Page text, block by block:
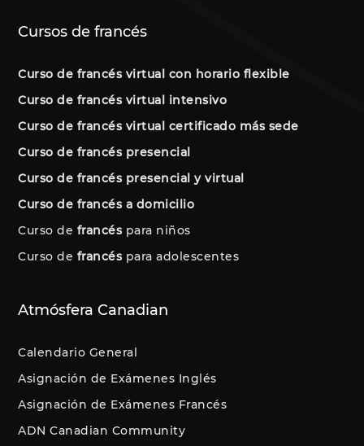
Cursos de francés
Curso de francés virtual con horario flexible
Curso de francés virtual intensivo
Curso de francés virtual certificado más sede
Curso de francés presencial
Curso de francés presencial y virtual
Curso de francés a domicilio
Curso de francéspara niños
Curso de francéspara adolescentes
Atmósfera Canadian
Calendario General
Asignación de Exámenes Inglés
Asignación de Exámenes Francés
ADN Canadian Community